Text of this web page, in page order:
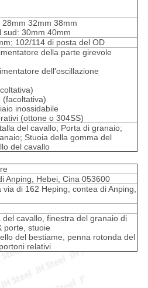
32mm 38mm
sud: 30mm 40mm
102/114 di posta del OD
della parte girevole
dell'oscillazione
(facoltativa)
inossidabile
(ottone o 304SS)
del cavallo; Porta di granaio;
Stuoia della gomma del
del cavallo
Anping, Hebei, Cina 053600
via di 162 Heping, contea di Anping,
del cavallo, finestra del granaio di
porte, stuoie
del bestiame, penna rotonda del
relativi